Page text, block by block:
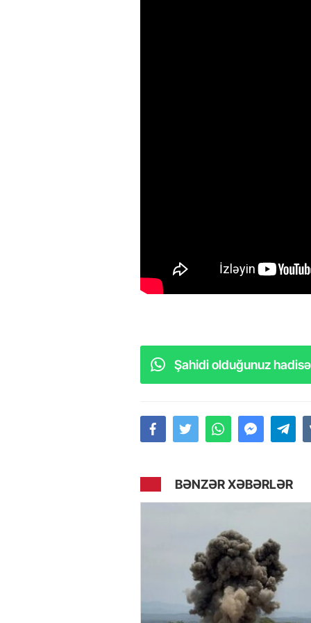
Şahidi olduğunuz
BƏNZƏR XƏBƏRLƏR